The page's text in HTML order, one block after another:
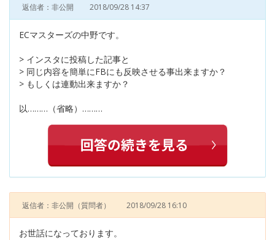
返信者：非公開 2018/09/28 14:37
ECマスターズの中野です。
> インスタに投稿した記事と
> 同じ内容を簡単にFBにも反映させる事出来ますか？
> もしくは連動出来ますか？
以………（省略）………
返信者：非公開 （質問者） 2018/09/28 16:10
お世話になっております。